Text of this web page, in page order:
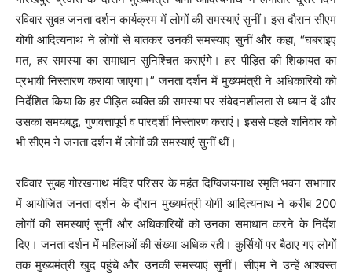
रविवार सुबह जनता दर्शन कार्यक्रम में लोगों की समस्याएं सुनीं। इस दौरान सीएम
योगी आदित्यनाथ ने लोगों से बातकर उनकी समस्याएं सुनीं और कहा, “घबराइए
मत, हर समस्या का समाधान सुनिश्चित कराएंगे। हर पीड़ित की शिकायत का
प्रभावी निस्तारण कराया जाएगा।” जनता दर्शन में मुख्यमंत्री ने अधिकारियों को
निर्देशित किया कि हर पीड़ित व्यक्ति की समस्या पर संवेदनशीलता से ध्यान दें और
उसका समयबद्ध, गुणवत्तापूर्ण व पारदर्शी निस्तारण कराएं। इससे पहले शनिवार को
भी सीएम ने जनता दर्शन में लोगों की समस्याएं सुनीं थीं।
रविवार सुबह गोरखनाथ मंदिर परिसर के महंत दिग्विजयनाथ स्मृति भवन सभागार
में आयोजित जनता दर्शन के दौरान मुख्यमंत्री योगी आदित्यनाथ ने करीब 200
लोगों की समस्याएं सुनीं और अधिकारियों को उनका समाधान करने के निर्देश
दिए। जनता दर्शन में महिलाओं की संख्या अधिक रही। कुर्सियों पर बैठाए गए लोगों
तक मुख्यमंत्री खुद पहुंचे और उनकी समस्याएं सुनीं। सीएम ने उन्हें आश्वस्त